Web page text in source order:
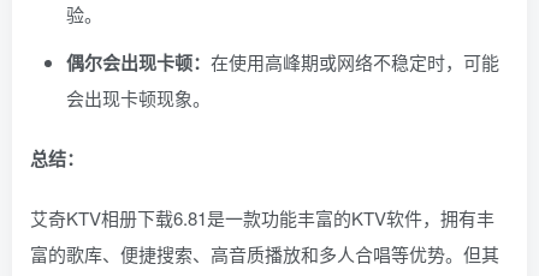
验。
偶尔会出现卡顿： 在使用高峰期或网络不稳定时，可能
会出现卡顿现象。
总结：
艾奇KTV相册下载6.81是一款功能丰富的KTV软件，拥有丰
富的歌库、便捷搜索、高音质播放和多人合唱等优势。但其